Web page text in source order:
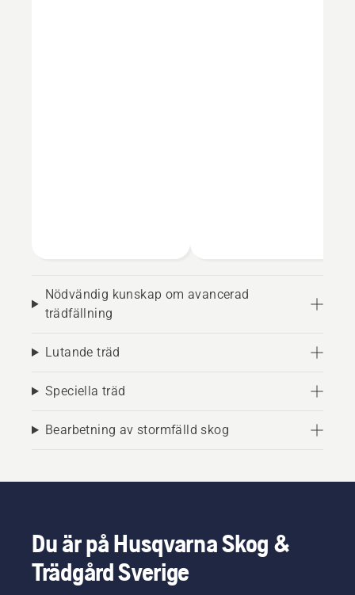
Nödvändig kunskap om avancerad
trädfällning
Lutande träd
Speciella träd
Bearbetning av stormfälld skog
Du är på Husqvarna Skog &
Trädgård Sverige